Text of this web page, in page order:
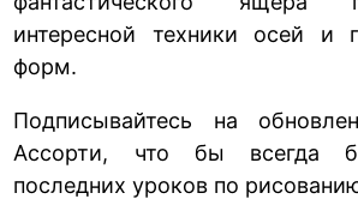
интересной техники осей и
форм.
Подписывайтесь на
Ассорти, что бы всегда
последних уроков по